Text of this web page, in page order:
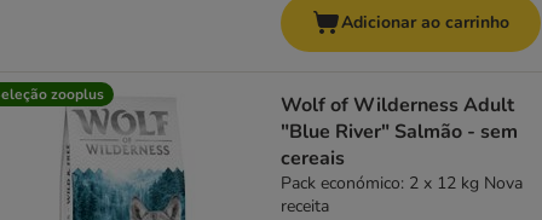
Adicionar ao carrinho
zooplus
Wolf of Wilderness Adult
"Blue River" Salmão - sem
cereais
Pack económico: 2 x 12 kg Nova
receita